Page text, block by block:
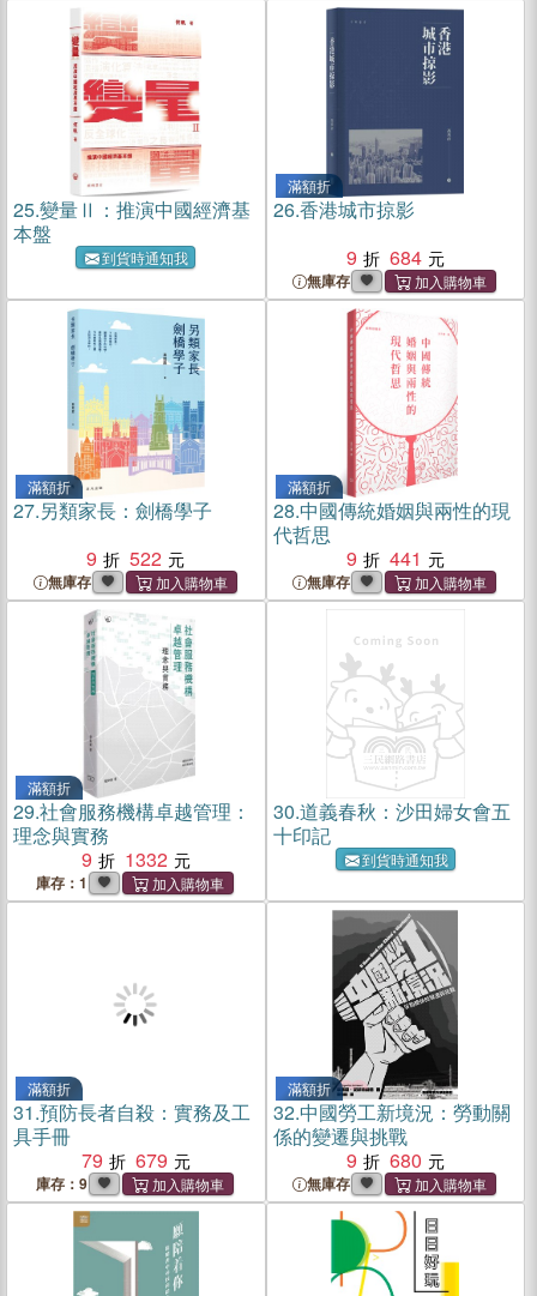
25.變量Ⅱ：推演中國經濟基
本盤
到貨時通知我
滿額折
26.香港城市掠影
9
684
無庫存
滿額折
27.另類家長：劍橋學子
9
522
無庫存
滿額折
28.中國傳統婚姻與兩性的現
代哲思
9
441
無庫存
滿額折
29.社會服務機構卓越管理：
理念與實務
9
1332
庫存：1
30.道義春秋：沙田婦女會五
十印記
到貨時通知我
滿額折
31.預防長者自殺：實務及工
具手冊
79
679
庫存：9
滿額折
32.中國勞工新境況：勞動關
係的變遷與挑戰
9
680
無庫存